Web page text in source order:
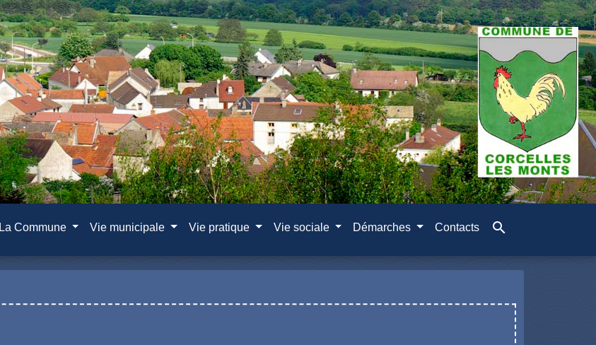
La Commune Vie municipale Vie pratique Vie sociale Démarches Contacts search